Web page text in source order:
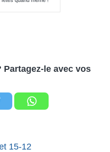
le avec vos
15-12